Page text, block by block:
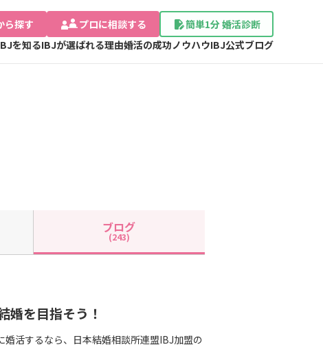
ら探す プロに相談する
簡単1分 婚活診断
を知るIBJが選ばれる理由婚活の成功ノウハウIBJ公式ブログ
ブログ
(243)
婚を目指そう！
活するなら、日本結婚相談所連盟IBJ加盟の